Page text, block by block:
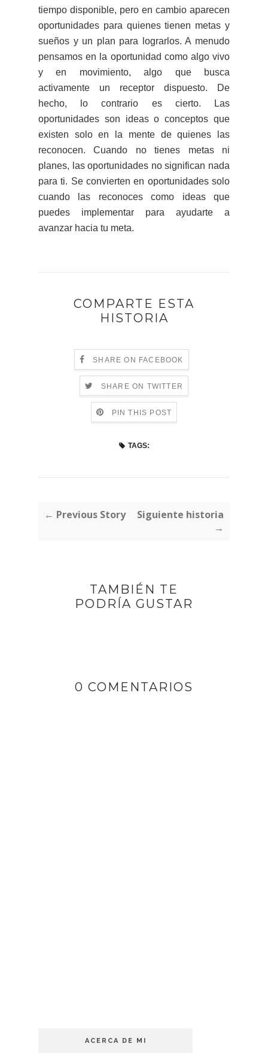
tiempo disponible, pero en cambio aparecen
oportunidades para quienes tienen metas y
sueños y un plan para lograrlos. A menudo
pensamos en la oportunidad como algo vivo
y en movimiento, algo que busca
activamente un receptor dispuesto. De
hecho, lo contrario es cierto. Las
oportunidades son ideas o conceptos que
existen solo en la mente de quienes las
reconocen. Cuando no tienes metas ni
planes, las oportunidades no significan nada
para ti. Se convierten en oportunidades solo
cuando las reconoces como ideas que
puedes implementar para ayudarte a
avanzar hacia tu meta.
COMPARTE ESTA
HISTORIA
SHARE ON FACEBOOK
SHARE ON TWITTER
PIN THIS POST
TAGS:
← Previous Story
Siguiente historia
→
TAMBIÉN TE
PODRÍA GUSTAR
0 COMENTARIOS
ACERCA DE MI